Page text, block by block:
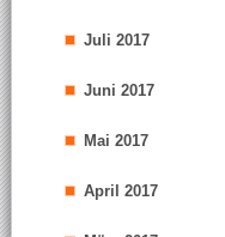
Juli 2017
Juni 2017
Mai 2017
April 2017